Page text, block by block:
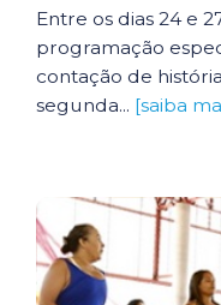
Entre os dias 24 e
programação
contação de
segunda... [saiba